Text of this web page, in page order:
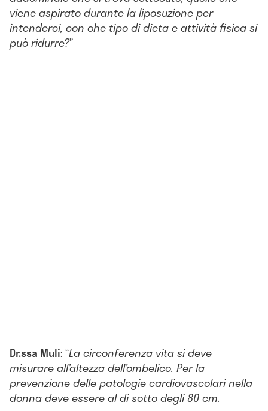
viene aspirato durante la liposuzione per
intenderci, con che tipo di dieta e attività fisica si
può ridurre?”
Dr.ssa Muli: “La circonferenza vita si deve
misurare all’altezza dell’ombelico. Per la
prevenzione delle patologie cardiovascolari nella
donna deve essere al di sotto degli 80 cm.